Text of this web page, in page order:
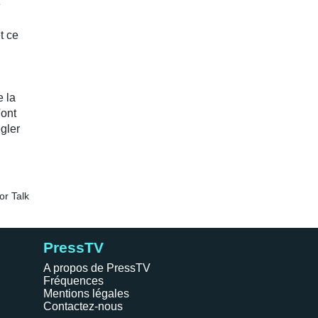
PressTV
A propos de PressTV
Fréquences
Mentions légales
Contactez-nous